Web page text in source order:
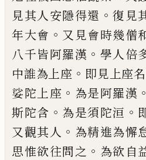
見其人安隱得還 。復見
年大會 。 又見會時幾僧
八千皆阿羅漢 。 學人倍
中誰為上座 。 即見上座
娑陀上座 。 為是阿羅漢 。
斯陀含 。 為是須陀洹 。
又觀其人 。 為精進為懈
思惟欲往問之 。 為欲自